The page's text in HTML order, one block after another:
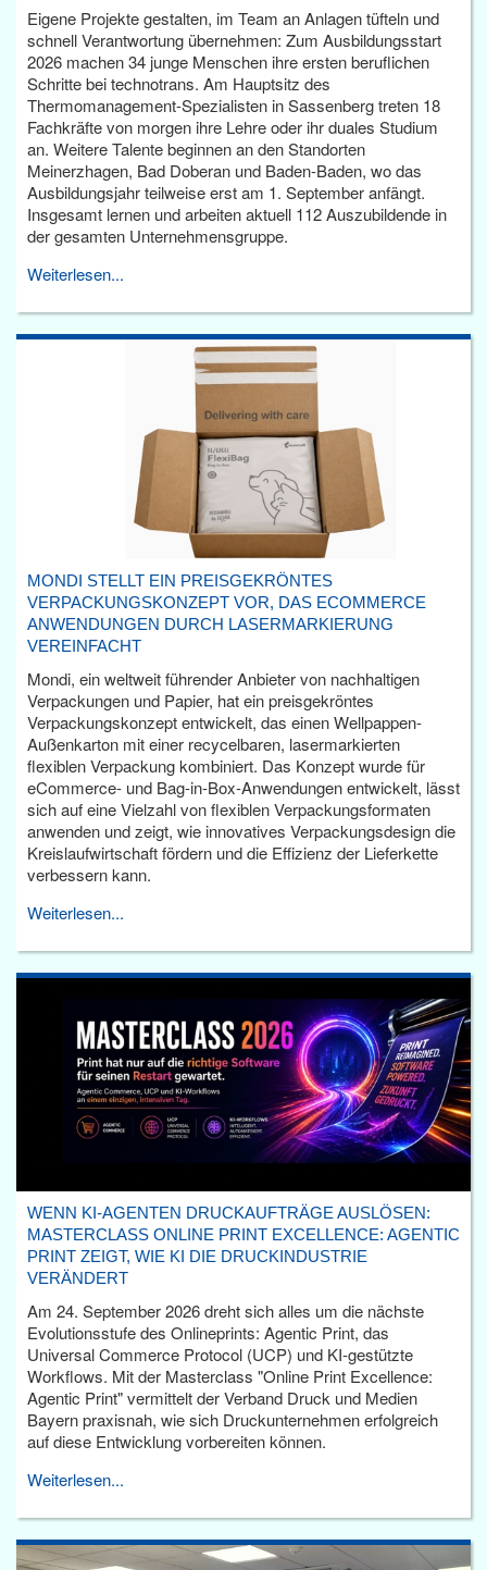
Eigene Projekte gestalten, im Team an Anlagen tüfteln und
schnell Verantwortung übernehmen: Zum Ausbildungsstart
2026 machen 34 junge Menschen ihre ersten beruflichen
Schritte bei technotrans. Am Hauptsitz des
Thermomanagement-Spezialisten in Sassenberg treten 18
Fachkräfte von morgen ihre Lehre oder ihr duales Studium
an. Weitere Talente beginnen an den Standorten
Meinerzhagen, Bad Doberan und Baden-Baden, wo das
Ausbildungsjahr teilweise erst am 1. September anfängt.
Insgesamt lernen und arbeiten aktuell 112 Auszubildende in
der gesamten Unternehmensgruppe.
Weiterlesen...
MONDI STELLT EIN PREISGEKRÖNTES
VERPACKUNGSKONZEPT VOR, DAS ECOMMERCE
ANWENDUNGEN DURCH LASERMARKIERUNG
VEREINFACHT
Mondi, ein weltweit führender Anbieter von nachhaltigen
Verpackungen und Papier, hat ein preisgekröntes
Verpackungskonzept entwickelt, das einen Wellpappen-
Außenkarton mit einer recycelbaren, lasermarkierten
flexiblen Verpackung kombiniert. Das Konzept wurde für
eCommerce- und Bag-in-Box-Anwendungen entwickelt, lässt
sich auf eine Vielzahl von flexiblen Verpackungsformaten
anwenden und zeigt, wie innovatives Verpackungsdesign die
Kreislaufwirtschaft fördern und die Effizienz der Lieferkette
verbessern kann.
Weiterlesen...
WENN KI-AGENTEN DRUCKAUFTRÄGE AUSLÖSEN:
MASTERCLASS ONLINE PRINT EXCELLENCE: AGENTIC
PRINT ZEIGT, WIE KI DIE DRUCKINDUSTRIE
VERÄNDERT
Am 24. September 2026 dreht sich alles um die nächste
Evolutionsstufe des Onlineprints: Agentic Print, das
Universal Commerce Protocol (UCP) und KI-gestützte
Workflows. Mit der Masterclass "Online Print Excellence:
Agentic Print" vermittelt der Verband Druck und Medien
Bayern praxisnah, wie sich Druckunternehmen erfolgreich
auf diese Entwicklung vorbereiten können.
Weiterlesen...